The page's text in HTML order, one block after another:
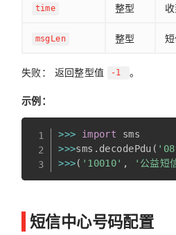
time 整型
msgLen 整型
失败： 返回整型值 -1 。
示例：
>>> import
>>>sms . decodePdu (
>>>( '10010' , '公益短
短信中心号码配置